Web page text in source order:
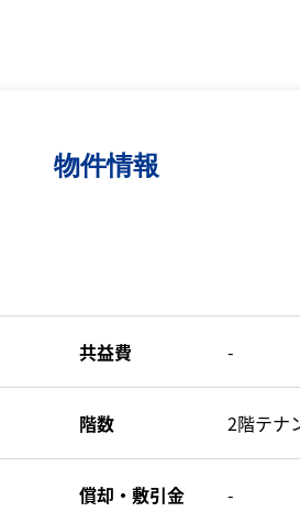
物件情報
共益費 -
階数 2階テナ
償却・敷引金 -